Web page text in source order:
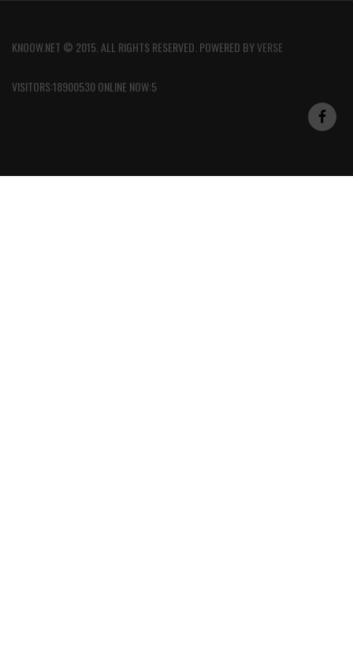
KNOOW.NET © 2015. ALL RIGHTS RESERVED. POWERED BYVERSE
VISITORS:18900530 ONLINE NOW:5